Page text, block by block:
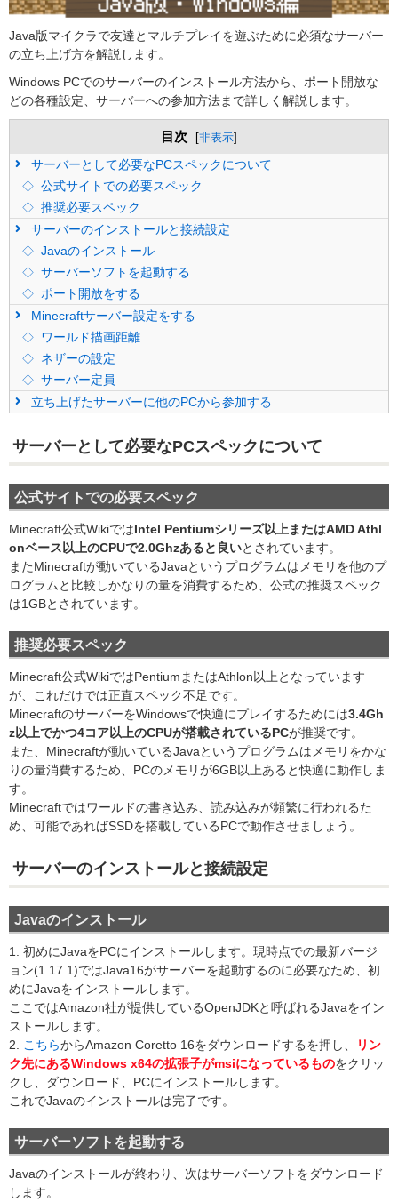
Java版マイクラで友達とマルチプレイを遊ぶために必須なサーバー
の立ち上げ方を解説します。
Windows PCでのサーバーのインストール方法から、ポート開放な
どの各種設定、サーバーへの参加方法まで詳しく解説します。
目次 [非表示]
サーバーとして必要なPCスペックについて
公式サイトでの必要スペック
推奨必要スペック
サーバーのインストールと接続設定
Javaのインストール
サーバーソフトを起動する
ポート開放をする
Minecraftサーバー設定をする
ワールド描画距離
ネザーの設定
サーバー定員
立ち上げたサーバーに他のPCから参加する
サーバーとして必要なPCスペックについて
公式サイトでの必要スペック
Minecraft公式WikiではIntel Pentiumシリーズ以上またはAMD Athl
onベース以上のCPUで2.0Ghzあると良いとされています。
またMinecraftが動いているJavaというプログラムはメモリを他のプ
ログラムと比較しかなりの量を消費するため、公式の推奨スペック
は1GBとされています。
推奨必要スペック
Minecraft公式WikiではPentiumまたはAthlon以上となっています
が、これだけでは正直スペック不足です。
MinecraftのサーバーをWindowsで快適にプレイするためには3.4Gh
z以上でかつ4コア以上のCPUが搭載されているPCが推奨です。
また、Minecraftが動いているJavaというプログラムはメモリをかな
りの量消費するため、PCのメモリが6GB以上あると快適に動作しま
す。
Minecraftではワールドの書き込み、読み込みが頻繁に行われるた
め、可能であればSSDを搭載しているPCで動作させましょう。
サーバーのインストールと接続設定
Javaのインストール
1. 初めにJavaをPCにインストールします。現時点での最新バージ
ョン(1.17.1)ではJava16がサーバーを起動するのに必要なため、初
めにJavaをインストールします。
ここではAmazon社が提供しているOpenJDKと呼ばれるJavaをイン
ストールします。
2.
こちらからAmazon Coretto 16をダウンロードするを押し、
リン
ク先にあるWindows x64の拡張子がmsiになっているものをクリッ
クし、ダウンロード、PCにインストールします。
これでJavaのインストールは完了です。
サーバーソフトを起動する
Javaのインストールが終わり、次はサーバーソフトをダウンロード
します。